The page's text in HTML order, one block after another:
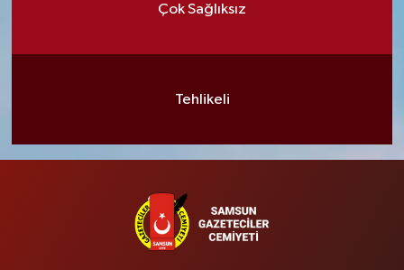
Çok Sağlıksız
Tehlikeli